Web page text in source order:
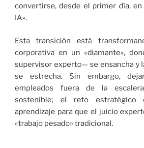
convertirse, desde el primer día, en
IA».
Esta transición está
corporativa en un «diamante»,
supervisor experto— se ensancha y
se estrecha. Sin embargo,
empleados fuera de la
sostenible; el reto estratégico
aprendizaje para que el juicio
«trabajo pesado» tradicional.